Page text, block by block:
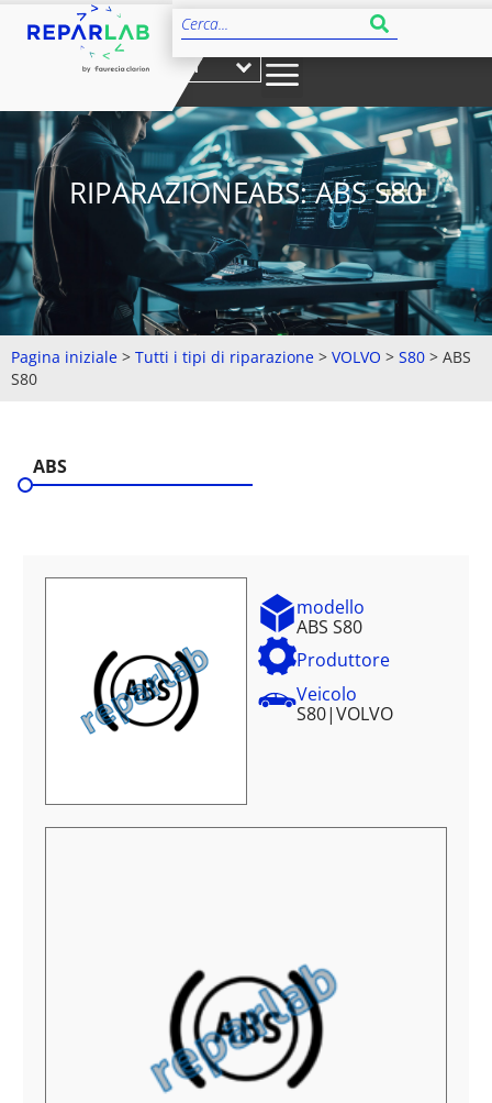
IT
RIPARAZIONEABS: ABS S80
Pagina iniziale > Tutti i tipi di riparazione > VOLVO > S80 > ABS
S80
ABS
modello
ABS S80
Produttore
Veicolo
S80|VOLVO